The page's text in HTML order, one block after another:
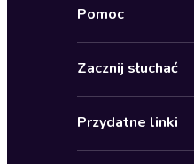
Biznes, marketing, ekonomia
Pomoc
Pomoc
Zacznij słuchać
Karnety
Przydatne linki